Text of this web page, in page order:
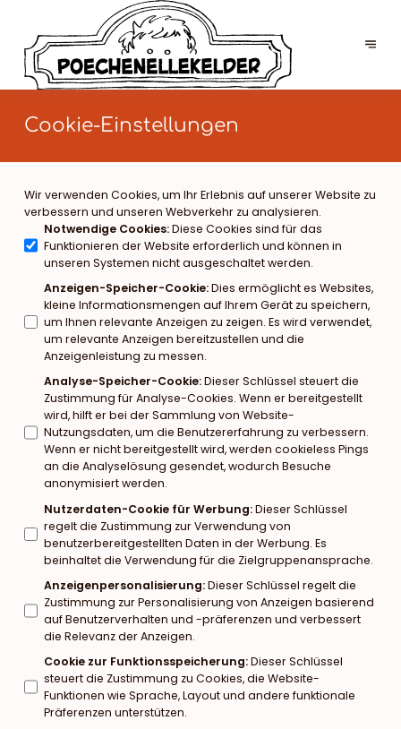
Cookie-Einstellungen
Wir verwenden Cookies, um Ihr Erlebnis auf unserer Website zu
verbessern und unseren Webverkehr zu analysieren.
Notwendige Cookies:Diese Cookies sind für das
Funktionieren der Website erforderlich und können in
unseren Systemen nicht ausgeschaltet werden.
Anzeigen-Speicher-Cookie:Dies ermöglicht es Websites,
kleine Informationsmengen auf Ihrem Gerät zu speichern,
um Ihnen relevante Anzeigen zu zeigen. Es wird verwendet,
um relevante Anzeigen bereitzustellen und die
Anzeigenleistung zu messen.
Analyse-Speicher-Cookie:Dieser Schlüssel steuert die
Zustimmung für Analyse-Cookies. Wenn er bereitgestellt
wird, hilft er bei der Sammlung von Website-
Nutzungsdaten, um die Benutzererfahrung zu verbessern.
Wenn er nicht bereitgestellt wird, werden cookieless Pings
an die Analyselösung gesendet, wodurch Besuche
anonymisiert werden.
Nutzerdaten-Cookie für Werbung:Dieser Schlüssel
regelt die Zustimmung zur Verwendung von
benutzerbereitgestellten Daten in der Werbung. Es
beinhaltet die Verwendung für die Zielgruppenansprache.
Anzeigenpersonalisierung:Dieser Schlüssel regelt die
Zustimmung zur Personalisierung von Anzeigen basierend
auf Benutzerverhalten und -präferenzen und verbessert
die Relevanz der Anzeigen.
Cookie zur Funktionsspeicherung:Dieser Schlüssel
steuert die Zustimmung zu Cookies, die Website-
Funktionen wie Sprache, Layout und andere funktionale
Präferenzen unterstützen.